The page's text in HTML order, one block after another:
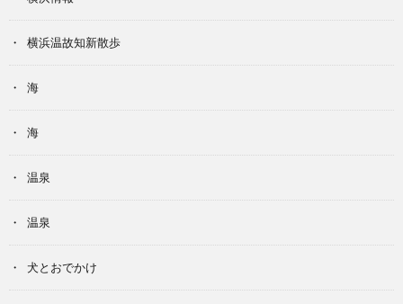
横浜温故知新散歩
海
海
温泉
温泉
犬とおでかけ